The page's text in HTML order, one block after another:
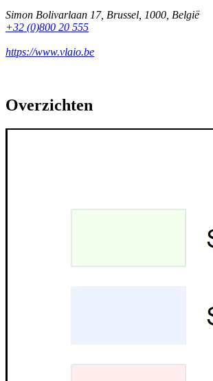
Simon Bolivarlaan 17, Brussel 1000 België
+32 (0)800 20 555
https://www.vlaio.be
Overzichten